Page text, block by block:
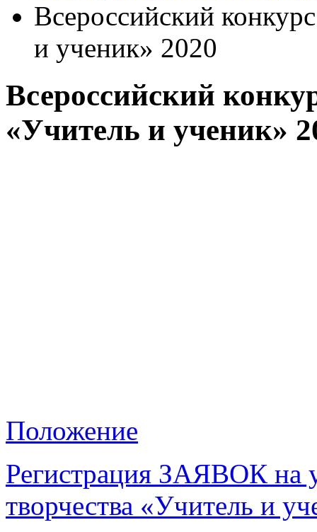
Всероссийский
и ученик» 2020
Всероссийский
«Учитель и ученик»
Положение
Регистрация ЗАЯВОК на
творчества «Учитель и